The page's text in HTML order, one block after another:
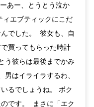
あー、とうとう泣か
ィエブティックにこだ
でした。 彼女も、自
買ってもらった時計
う彼らは最後までかみ
はイライラするわ、
るでしょうね。 ボク
です。 まさに「エク